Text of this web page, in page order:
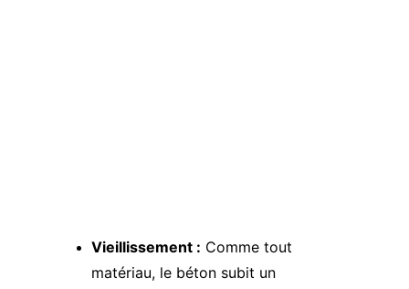
Vieillissement : Comme tout
matériau, le béton subit un